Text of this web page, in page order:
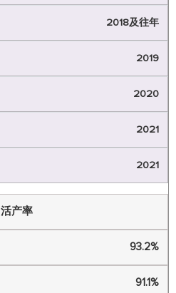
2018及往年
2019
2020
2021
2021
活产率
93.2%
91.1%